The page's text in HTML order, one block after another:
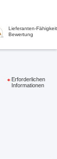
Lieferanten-Fähigkeit
Bewertung
Erforderlichen
Informationen